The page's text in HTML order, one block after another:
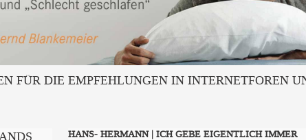
FÜR DIE EMPFEHLUNGEN IN INTERNETFOREN
HANS- HERMANN | ICH GEBE EIGENTLICH IMMER